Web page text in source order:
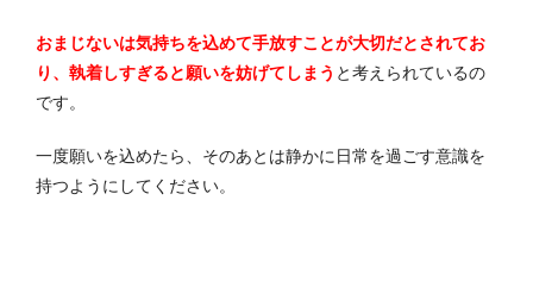
おまじないは気持ちを込めて手放すことが大切だとされてお
り、執着しすぎると願いを妨げてしまう と考えられているの
です。
一度願いを込めたら、そのあとは静かに日常を過ごす意識を
持つようにしてください。